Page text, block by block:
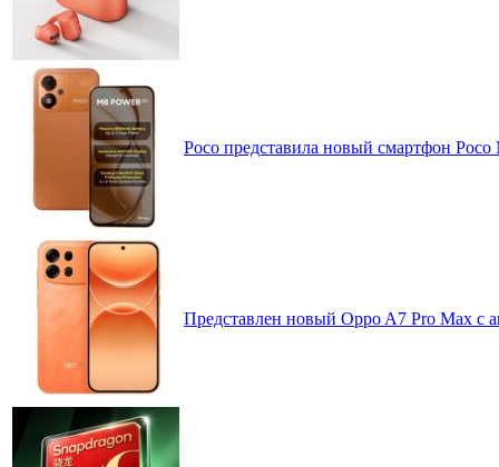
Poco представила новый смартфон
Представлен новый Oppo A7 Pro Max с